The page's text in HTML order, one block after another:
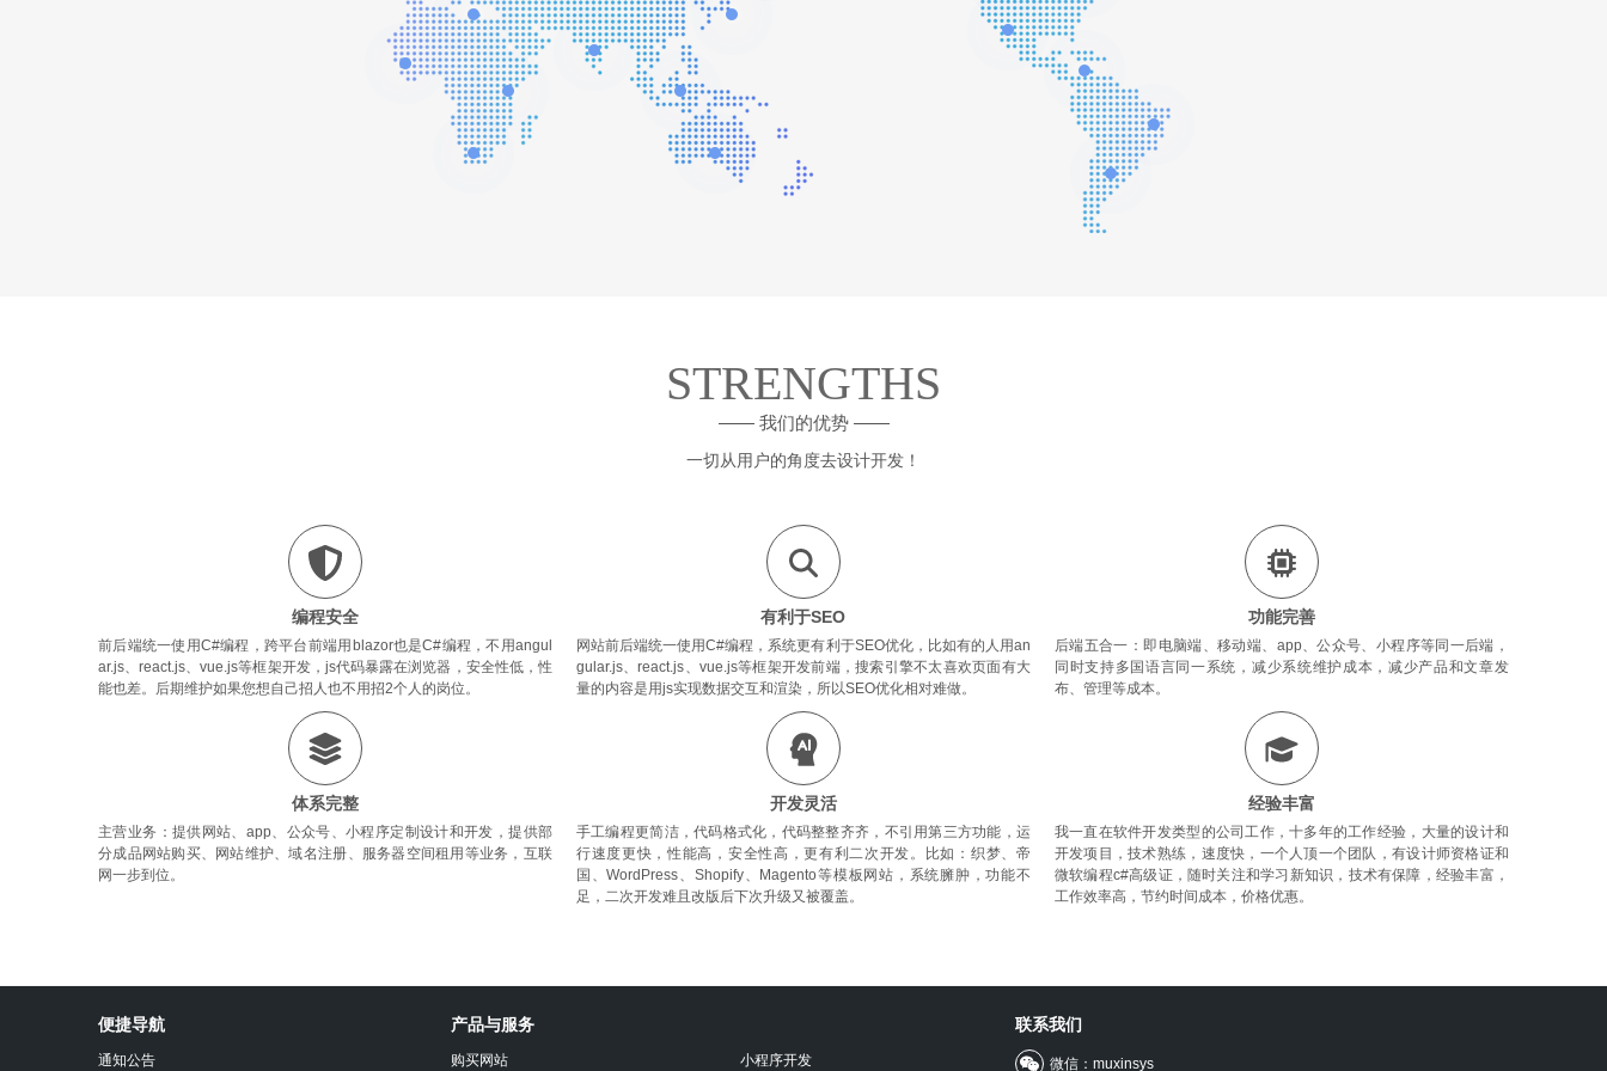
STRENGTHS
—— 我们的优势 ——
一切从用户的角度去设计开发！
编程安全
前后端统一使用C#编程，跨平台前端用blazor也是C#编程，不用angul
ar.js、react.js、vue.js等框架开发，js代码暴露在浏览器，安全性低，性
能也差。后期维护如果您想自己招人也不用招2个人的岗位。
有利于SEO
网站前后端统一使用C#编程，系统更有利于SEO优化，比如有的人用an
gular.js、react.js、vue.js等框架开发前端，搜索引擎不太喜欢页面有大
量的内容是用js实现数据交互和渲染，所以SEO优化相对难做。
功能完善
后端五合一：即电脑端、移动端、app、公众号、小程序等同一后端，
同时支持多国语言同一系统，减少系统维护成本，减少产品和文章发
布、管理等成本。
体系完整
主营业务：提供网站、app、公众号、小程序定制设计和开发，提供部
分成品网站购买、网站维护、域名注册、服务器空间租用等业务，互联
网一步到位。
开发灵活
手工编程更简洁，代码格式化，代码整整齐齐，不引用第三方功能，运
行速度更快，性能高，安全性高，更有利二次开发。比如：织梦、帝
国、WordPress、Shopify、Magento等模板网站，系统臃肿，功能不
足，二次开发难且改版后下次升级又被覆盖。
经验丰富
我一直在软件开发类型的公司工作，十多年的工作经验，大量的设计和
开发项目，技术熟练，速度快，一个人顶一个团队，有设计师资格证和
微软编程c#高级证，随时关注和学习新知识，技术有保障，经验丰富，
工作效率高，节约时间成本，价格优惠。
便捷导航
通知公告
产品与服务
购买网站 小程序开发
联系我们
微信：muxinsys